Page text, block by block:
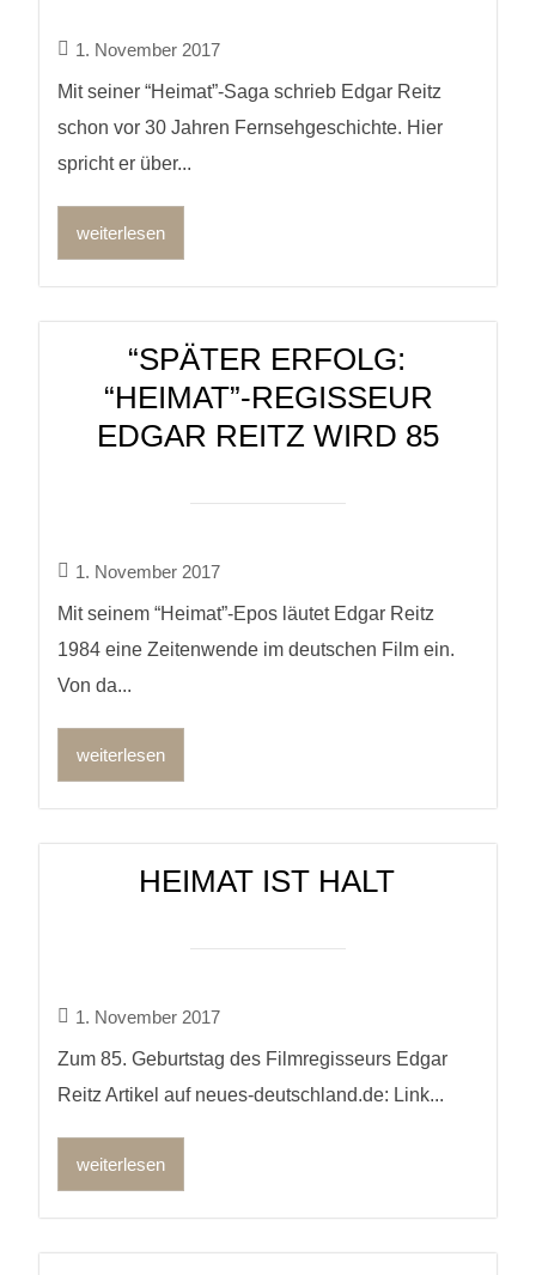
1. November 2017
Mit seiner “Heimat”-Saga schrieb Edgar Reitz
schon vor 30 Jahren Fernsehgeschichte. Hier
spricht er über...
weiterlesen
“SPÄTER ERFOLG:
“HEIMAT”-REGISSEUR
EDGAR REITZ WIRD 85
1. November 2017
Mit seinem “Heimat”-Epos läutet Edgar Reitz
1984 eine Zeitenwende im deutschen Film ein.
Von da...
weiterlesen
HEIMAT IST HALT
1. November 2017
Zum 85. Geburtstag des Filmregisseurs Edgar
Reitz Artikel auf neues-deutschland.de: Link...
weiterlesen